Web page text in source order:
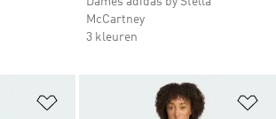
McCartney
3 kleuren
Op verlanglijst zetten